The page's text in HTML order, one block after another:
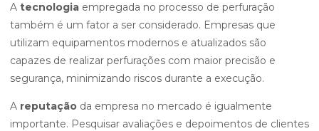
A tecnologia empregada no processo de perfuração
também é um fator a ser considerado. Empresas que
utilizam equipamentos modernos e atualizados são
capazes de realizar perfurações com maior precisão e
segurança, minimizando riscos durante a execução.
A reputação da empresa no mercado é igualmente
importante. Pesquisar avaliações e depoimentos de clientes